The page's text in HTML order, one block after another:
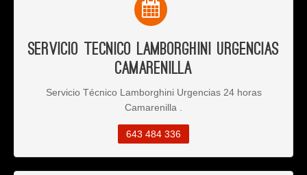
Servicio Tecnico Lamborghini Urgencias
Camarenilla
Servicio Técnico Lamborghini Urgencias 24 horas
Camarenilla .
643 484 336